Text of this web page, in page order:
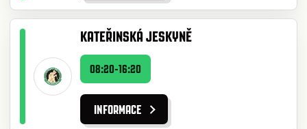
KATEŘINSKÁ JESKYNĚ
08:20-16:20
INFORMACE